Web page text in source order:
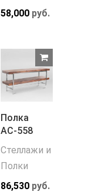
58,000руб.
Полка
АС-558
Стеллажи и
Полки
86,530руб.